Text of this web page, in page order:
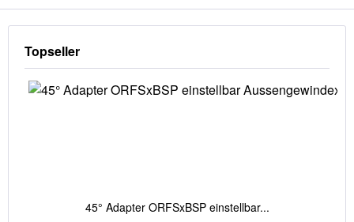
Topseller
45° Adapter ORFSxBSP einstellbar...